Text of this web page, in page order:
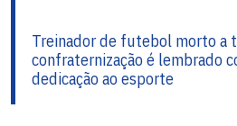
Treinador de futebol morto a
confraternização é lembrado
dedicação ao esporte